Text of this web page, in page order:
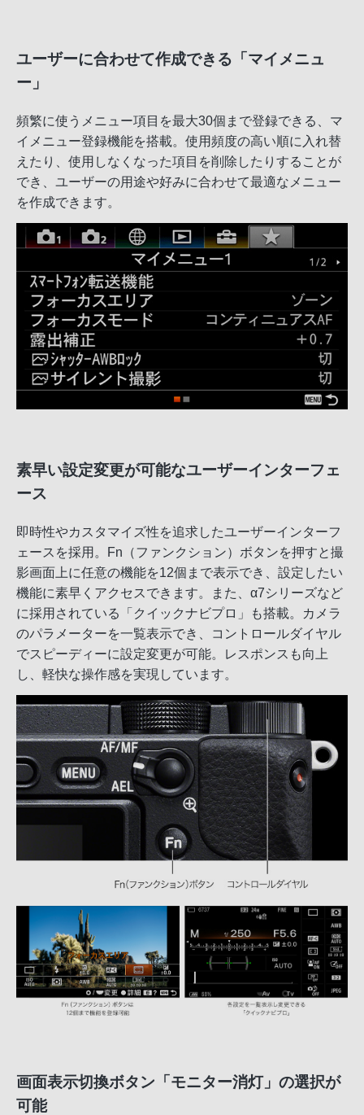
ユーザーに合わせて作成できる「マイメニュ
ー」
頻繁に使うメニュー項目を最大30個まで登録できる、マ
イメニュー登録機能を搭載。使用頻度の高い順に入れ替
えたり、使用しなくなった項目を削除したりすることが
でき、ユーザーの用途や好みに合わせて最適なメニュー
を作成できます。
素早い設定変更が可能なユーザーインターフェ
ース
即時性やカスタマイズ性を追求したユーザーインターフ
ェースを採用。Fn（ファンクション）ボタンを押すと撮
影画面上に任意の機能を12個まで表示でき、設定したい
機能に素早くアクセスできます。また、α7シリーズなど
に採用されている「クイックナビプロ」も搭載。カメラ
のパラメーターを一覧表示でき、コントロールダイヤル
でスピーディーに設定変更が可能。レスポンスも向上
し、軽快な操作感を実現しています。
画面表示切換ボタン「モニター消灯」の選択が
可能